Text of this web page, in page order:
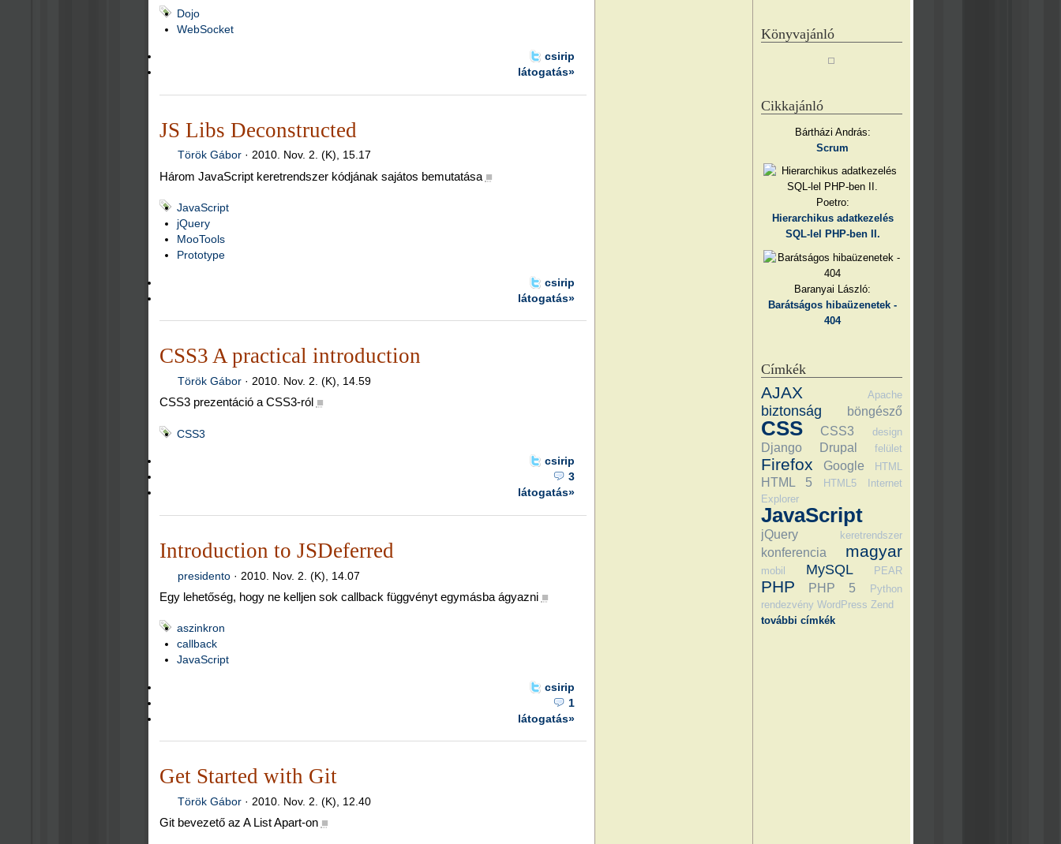
Dojo
WebSocket
csirip
látogatás»
JS Libs Deconstructed
Török Gábor ·2010. Nov. 2. (K), 15.17
Három JavaScript keretrendszer kódjának sajátos bemutatása ■
JavaScript
jQuery
MooTools
Prototype
csirip
látogatás»
CSS3 A practical introduction
Török Gábor · 2010. Nov. 2. (K), 14.59
CSS3 prezentáció a CSS3-ról ■
CSS3
csirip
3
látogatás»
Introduction to JSDeferred
presidento · 2010. Nov. 2. (K), 14.07
Egy lehetőség, hogy ne kelljen sok callback függvényt egymásba ágyazni ■
aszinkron
callback
JavaScript
csirip
1
látogatás»
Get Started with Git
Török Gábor · 2010. Nov. 2. (K), 12.40
Git bevezető az A List Apart-on ■
Könyvajánló
Cikkajánló
Bártházi András:
Scrum
Poetro:
Hierarchikus adatkezelés
SQL-lel PHP-ben II.
Baranyai László:
Barátságos hibaüzenetek -
404
Címkék
AJAX Apache
biztonság böngésző
CSS CSS3 design
Django Drupal felület
Firefox Google HTML
HTML 5 HTML5
Internet
Explorer
JavaScript
jQuery keretrendszer
konferencia magyar
mobil MySQL PEAR
PHP PHP 5
Python
rendezvény WordPress Zend
további címkék